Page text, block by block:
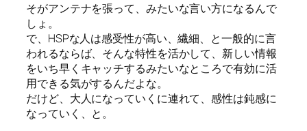
そがアンテナを張って、みたいな言い方になるんで
しょ。
で、HSPな人は感受性が高い、繊細、と一般的に言
われるならば、そんな特性を活かして、新しい情報
をいち早くキャッチするみたいなところで有効に活
用できる気がするんだよな。
だけど、大人になっていくに連れて、感性は鈍感に
なっていく、と。